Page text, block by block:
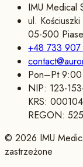
IMU Medical
ul.
05-500
+48 733
Pon–Pt
NIP: 123-
KRS:
REGON:
© 2026 IMU
zastrzeżone